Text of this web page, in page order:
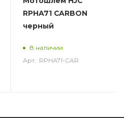
RPHA71 CARBON
черный
В наличии
Арт.: RPHA71-CAR